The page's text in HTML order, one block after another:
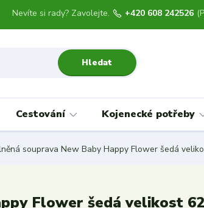
Hledat
Nevíte si rady? Zavolejte. +420 608 242526
Cestování Kojenecké potřeby
souprava New Baby Happy Flower šedá
Flower šedá velikost